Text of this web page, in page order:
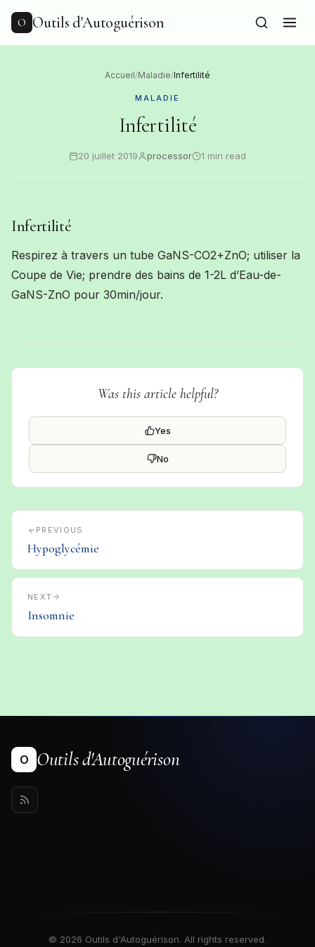
content
O Outils d'Autoguérison
Accueil/Maladie/Infertilité
MALADIE
Infertilité
20 juillet 2019 processor 1 min read
Infertilité
Respirez à travers un tube GaNS-CO2+ZnO; utiliser la
Coupe de Vie; prendre des bains de 1-2L d’Eau-de-
GaNS-ZnO pour 30min/jour.
Was this article helpful?
Yes
No
PREVIOUS
Hypoglycémie
NEXT
Insomnie
O Outils d'Autoguérison
© 2026 Outils d'Autoguérison. All rights reserved.